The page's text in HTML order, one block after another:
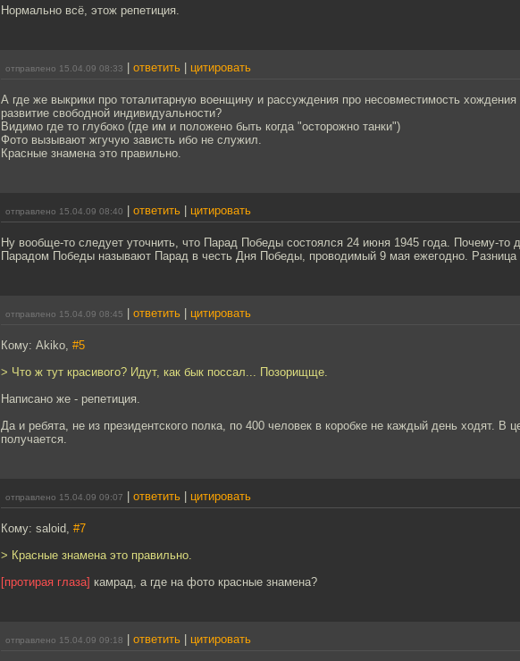
Нормально всё, этож репетиция.
отправлено 15.04.09 08:33 ответить цитировать
А где же выкрики про тоталитарную военщину и рассуждения про несовместимость хождения
развитие свободной индивидуальности?
Видимо где то глубоко (где им и положено быть когда "осторожно танки")
Фото вызывают жгучую зависть ибо не служил.
Красные знамена это правильно.
отправлено 15.04.09 08:40 ответить цитировать
Ну вообще-то следует уточнить, что Парад Победы состоялся 24 июня 1945 года. Почему-то
Парадом Победы называют Парад в честь Дня Победы, проводимый 9 мая ежегодно. Разница
отправлено 15.04.09 08:45 ответить цитировать
Кому: Akiko, #5
> Что ж тут красивого? Идут, как бык поссал... Позорищще.
Написано же - репетиция.
Да и ребята, не из президентского полка, по 400 человек в коробке не каждый день ходят. В
получается.
отправлено 15.04.09 09:07 ответить цитировать
Кому: saloid, #7
> Красные знамена это правильно.
[протирая глаза] камрад, а где на фото красные знамена?
отправлено 15.04.09 09:18 ответить цитировать